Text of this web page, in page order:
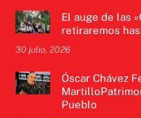
El auge de las
retiraremos
30 julio, 2026
Óscar Chávez
Pueblo